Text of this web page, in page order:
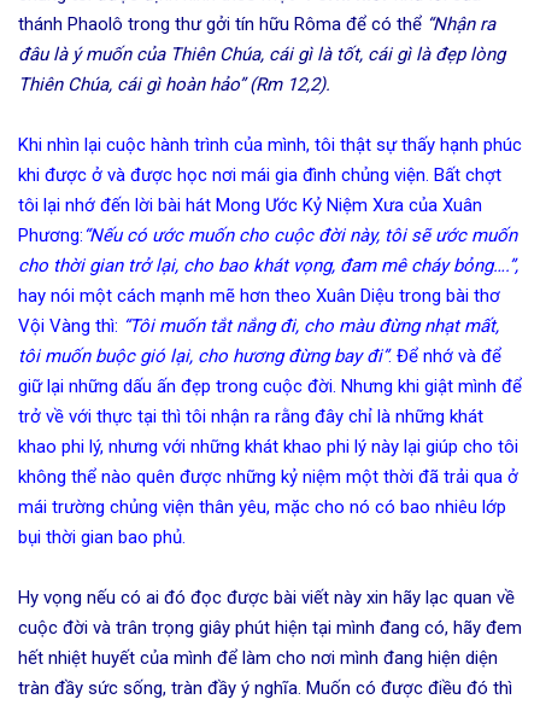
thánh Phaolô trong thư gởi tín hữu Rôma để có thể “Nhận ra
đâu là ý muốn của Thiên Chúa, cái gì là tốt, cái gì là đẹp lòng
Thiên Chúa, cái gì hoàn hảo” (Rm 12,2).
Khi nhìn lại cuộc hành trình của mình, tôi thật sự thấy hạnh phúc
khi được ở và được học nơi mái gia đình chủng viện. Bất chợt
tôi lại nhớ đến lời bài hát Mong Ước Kỷ Niệm Xưa của Xuân
Phương:“Nếu có ước muốn cho cuộc đời này, tôi sẽ ước muốn
cho thời gian trở lại, cho bao khát vọng, đam mê cháy bỏng….”,
hay nói một cách mạnh mẽ hơn theo Xuân Diệu trong bài thơ
Vội Vàng thì: “Tôi muốn tắt nắng đi, cho màu đừng nhạt mất,
tôi muốn buộc gió lại, cho hương đừng bay đi”. Để nhớ và để
giữ lại những dấu ấn đẹp trong cuộc đời. Nhưng khi giật mình để
trở về với thực tại thì tôi nhận ra rằng đây chỉ là những khát
khao phi lý, nhưng với những khát khao phi lý này lại giúp cho tôi
không thể nào quên được những kỷ niệm một thời đã trải qua ở
mái trường chủng viện thân yêu, mặc cho nó có bao nhiêu lớp
bụi thời gian bao phủ.
Hy vọng nếu có ai đó đọc được bài viết này xin hãy lạc quan về
cuộc đời và trân trọng giây phút hiện tại mình đang có, hãy đem
hết nhiệt huyết của mình để làm cho nơi mình đang hiện diện
tràn đầy sức sống, tràn đầy ý nghĩa. Muốn có được điều đó thì